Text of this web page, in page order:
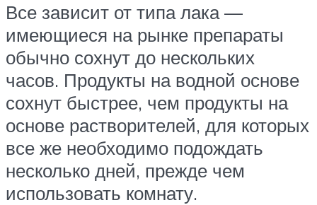
Все зависит от типа лака —
имеющиеся на рынке препараты
обычно сохнут до нескольких
часов. Продукты на водной основе
сохнут быстрее, чем продукты на
основе растворителей, для которых
все же необходимо подождать
несколько дней, прежде чем
использовать комнату.